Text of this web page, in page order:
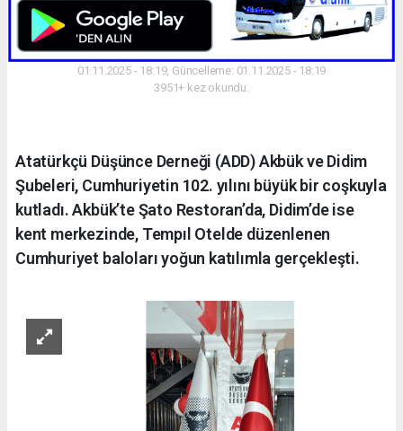
01.11.2025 - 18:19, Güncelleme: 01.11.2025 - 18:19
3951+ kez okundu.
Atatürkçü Düşünce Derneği (ADD) Akbük ve Didim
Şubeleri, Cumhuriyetin 102. yılını büyük bir coşkuyla
kutladı. Akbük’te Şato Restoran’da, Didim’de ise
kent merkezinde, Tempıl Otelde düzenlenen
Cumhuriyet baloları yoğun katılımla gerçekleşti.